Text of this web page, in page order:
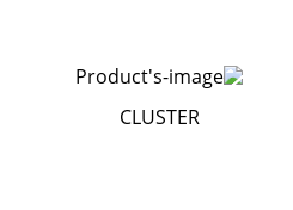
CLUSTER